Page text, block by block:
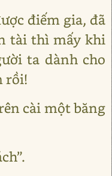
điếm gia, đã
tài thì mấy khi
ta dành cho
rồi!
cài một băng